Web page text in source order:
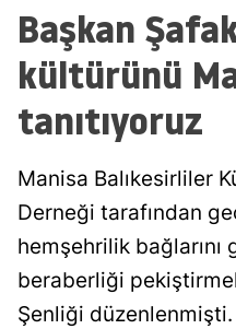
Başkan
kültürünü
tanıtıyoruz
Manisa Balıkesirliler
Derneği tarafından
hemşehrilik
beraberliği
Şenliği düzenlenmişti.